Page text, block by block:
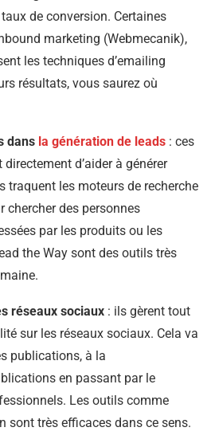
de conversion. Certaines
marketing (Webmecanik),
les techniques d’emailing
résultats, vous saurez où
dans la génération de leads : ces
d’aider à générer
traquent les moteurs de recherche
chercher des personnes
par les produits ou les
the Way sont des outils très
réseaux sociaux : ils gèrent tout
sur les réseaux sociaux. Cela va
publications, à la
en passant par le
Les outils comme
sont très efficaces dans ce sens.